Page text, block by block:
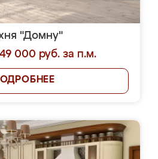
"Домну"
000 руб. за п.м.